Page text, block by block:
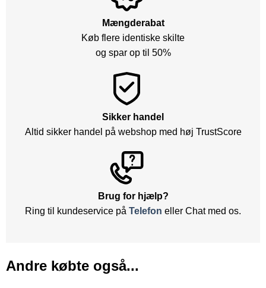
Mængderabat
Køb flere identiske skilte
og spar op til 50%
Sikker handel
Altid sikker handel på webshop med høj TrustScore
Brug for hjælp?
Ring til kundeservice på Telefon eller Chat med os.
Andre købte også...